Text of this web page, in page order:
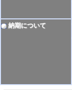
納期について